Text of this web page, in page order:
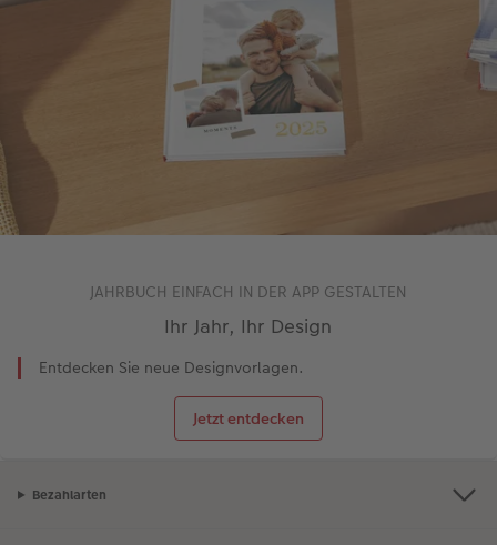
JAHRBUCH EINFACH IN DER APP GESTALTEN
Ihr Jahr, Ihr Design
Entdecken Sie neue Designvorlagen.
Jetzt entdecken
Bezahlarten